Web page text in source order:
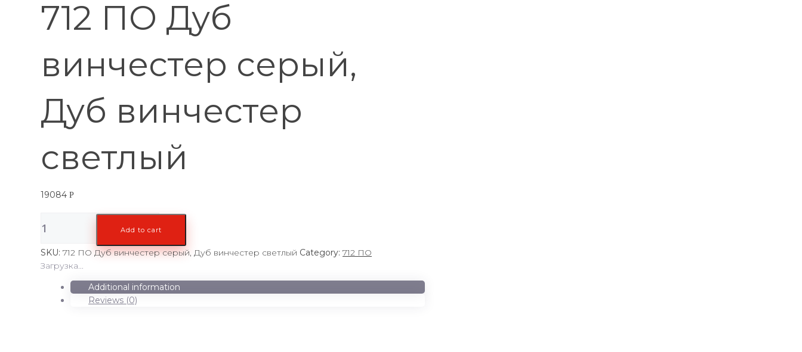
712 ПО Дуб
винчестер серый,
Дуб винчестер
светлый
19084 Р
ПО
винчестер
серый,
винчестер
Add to cart
SKU: 712 ПО Дуб винчестер серый, Дуб винчестер светлый Category: 712 ПО
Загрузка...
Additional information
Reviews (0)